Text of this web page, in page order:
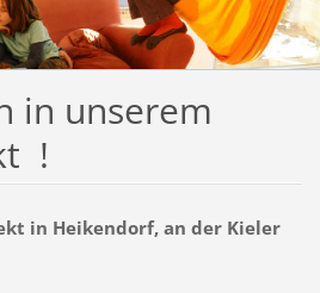
in unserem
!
in Heikendorf, an der Kieler